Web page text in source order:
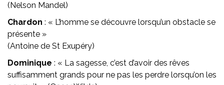
(Nelson Mandel)
Chardon : « L’homme se découvre lorsqu’un obstacle se
présente »
(Antoine de St Exupéry)
Dominique : « La sagesse, c’est d’avoir des rêves
suffisamment grands pour ne pas les perdre lorsqu’on les